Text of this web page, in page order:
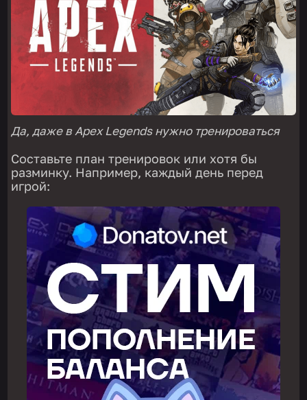
Да, даже в Apex Legends нужно тренироваться
Составьте план тренировок или хотя бы
разминку. Например, каждый день перед
игрой: